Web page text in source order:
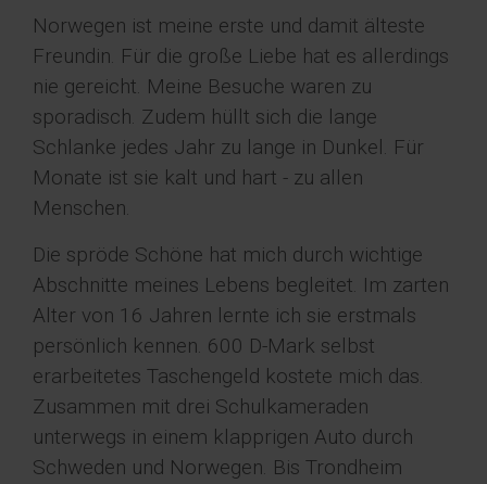
Norwegen ist meine erste und damit älteste
Freundin. Für die große Liebe hat es allerdings
nie gereicht. Meine Besuche waren zu
sporadisch. Zudem hüllt sich die lange
Schlanke jedes Jahr zu lange in Dunkel. Für
Monate ist sie kalt und hart - zu allen
Menschen.
Die spröde Schöne hat mich durch wichtige
Abschnitte meines Lebens begleitet. Im zarten
Alter von 16 Jahren lernte ich sie erstmals
persönlich kennen. 600 D-Mark selbst
erarbeitetes Taschengeld kostete mich das.
Zusammen mit drei Schulkameraden
unterwegs in einem klapprigen Auto durch
Schweden und Norwegen. Bis Trondheim